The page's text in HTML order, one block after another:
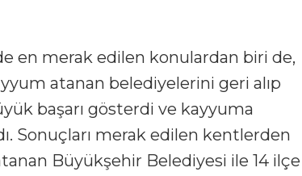
en merak edilen konulardan biri de,
atanan belediyelerini geri alıp
başarı gösterdi ve kayyuma
Sonuçları merak edilen kentlerden
Büyükşehir Belediyesi ile 14 ilçe